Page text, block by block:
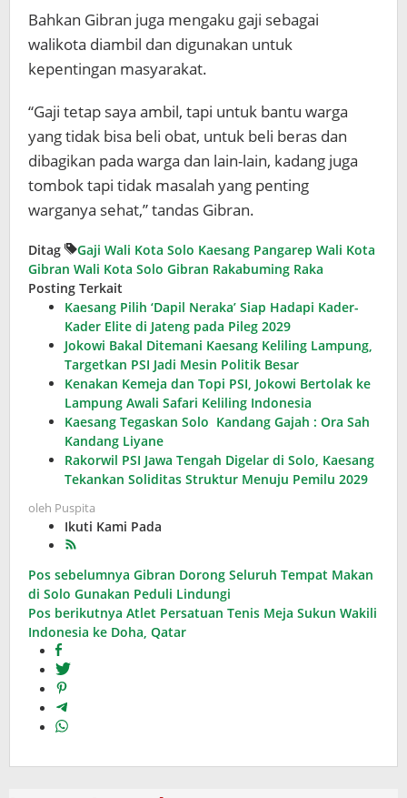
Bahkan Gibran juga mengaku gaji sebagai
walikota diambil dan digunakan untuk
kepentingan masyarakat.
“Gaji tetap saya ambil, tapi untuk bantu warga
yang tidak bisa beli obat, untuk beli beras dan
dibagikan pada warga dan lain-lain, kadang juga
tombok tapi tidak masalah yang penting
warganya sehat,” tandas Gibran.
Ditag Gaji Wali Kota Solo Kaesang Pangarep Wali Kota
Gibran Wali Kota Solo Gibran Rakabuming Raka
Posting Terkait
Kaesang Pilih ‘Dapil Neraka’ Siap Hadapi Kader-
Kader Elite di Jateng pada Pileg 2029
Jokowi Bakal Ditemani Kaesang Keliling Lampung,
Targetkan PSI Jadi Mesin Politik Besar
Kenakan Kemeja dan Topi PSI, Jokowi Bertolak ke
Lampung Awali Safari Keliling Indonesia
Kaesang Tegaskan Solo Kandang Gajah : Ora Sah
Kandang Liyane
Rakorwil PSI Jawa Tengah Digelar di Solo, Kaesang
Tekankan Soliditas Struktur Menuju Pemilu 2029
oleh Puspita
Ikuti Kami Pada
Navigasi
pos
Pos sebelumnya Gibran Dorong Seluruh Tempat Makan
di Solo Gunakan Peduli Lindungi
Pos berikutnya Atlet Persatuan Tenis Meja Sukun Wakili
Indonesia ke Doha, Qatar